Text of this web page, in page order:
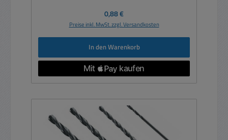
Regulärer Preis:
0,88 €
Preise inkl. MwSt. zzgl. Versandkosten
In den Warenkorb